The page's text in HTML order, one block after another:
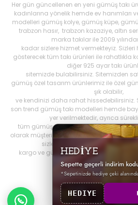
Her gün güncellenen en yeni gümüş takı
kadınlarına yönelik hemde ev hanımları
modelleri gümüş kolye, gümüş küpe,
trabzon hasır, trabzon kazaziye, altın
marka takılar ile 2009
kadar sizlere hizmet vermekteyiz. Sizleri
gösterecek tüm takı ürünleri ile rahatlıkla
diğer 925 ayar takı
sitemizde bulabilirsiniz. Sitemizden
gümüş özel tasarım ürünlerimiz ile özel
şık olabilir,
ve kendinizi daha rahat hissedebilirsiniz.
son trend gümüş takı modelleri hemde
yer verilmektedir, ayrıca
tüm gümüş ürünlerini Best My Silrver'da
olarak müşteri memnuniyetini ön planda
sizlere daha iyi hizmet
kargo ve güvenilir alışverişi birinci
HEDİYE
Sepette geçerli indirim
*Sepetinizde hediye çeki
HEDIYE